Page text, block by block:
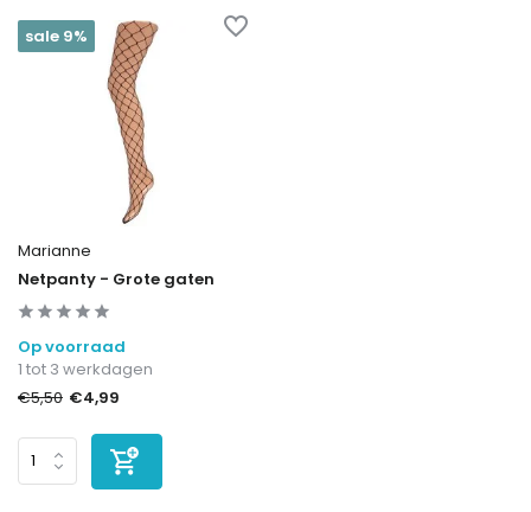
sale 9%
Marianne
Netpanty - Grote gaten
Op voorraad
1 tot 3 werkdagen
€5,50 €4,99